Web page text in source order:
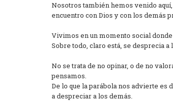
Nosotros también hemos venido
encuentro con Dios y con los demás
Vivimos en un momento social
Sobre todo, claro está, se desprecia
No se trata de no opinar, o de no
pensamos.
De lo que la parábola nos advierte es
a despreciar a los demás.